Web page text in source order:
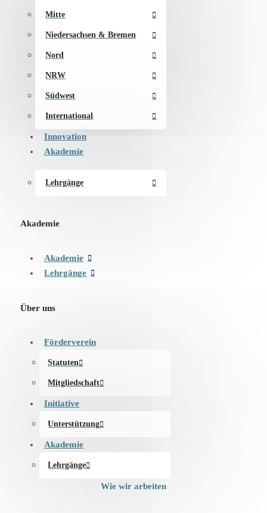
Mitte
Niedersachsen & Bremen
Nord
NRW
Südwest
International
Innovation
Akademie
Lehrgänge
Akademie
Akademie
Lehrgänge
Über uns
Förderverein
Statuten
Mitgliedschaft
Initiative
Unterstützung
Akademie
Lehrgänge
Wie wir arbeiten